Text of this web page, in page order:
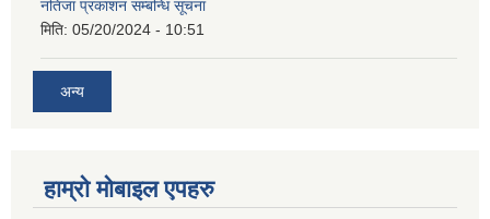
नतिजा प्रकाशन सम्बन्धि सूचना
मिति: 05/20/2024 - 10:51
अन्य
हाम्राे माेबाइल एपहरु